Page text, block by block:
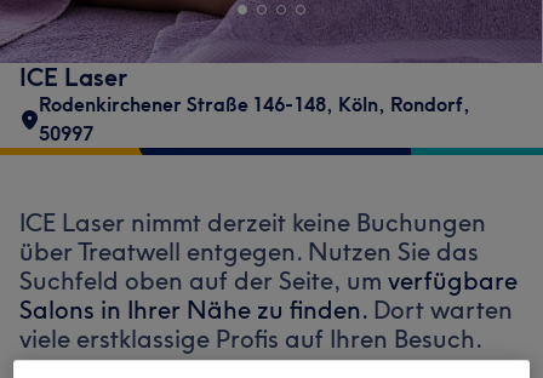
ICE Laser
Rodenkirchener Straße 146-148, Köln, Rondorf,
50997
ICE Laser nimmt derzeit keine Buchungen
über Treatwell entgegen. Nutzen Sie das
Suchfeld oben auf der Seite, um verfügbare
Salons in Ihrer Nähe zu finden. Dort warten
viele erstklassige Profis auf Ihren Besuch.